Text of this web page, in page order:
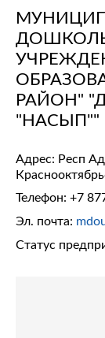
РАЙОН"
"НАСЫП""
Адрес: Респ
Телефон: +7
Эл. почта:
Статус